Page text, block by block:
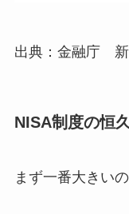
出典：金融庁
NISA制度の恒
まず一番大きい